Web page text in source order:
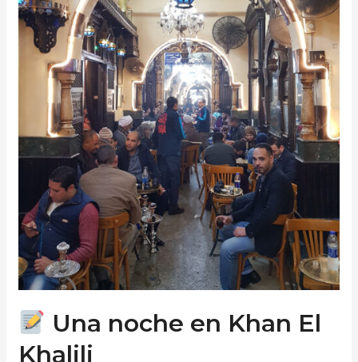
Una noche en Khan El
Khalili